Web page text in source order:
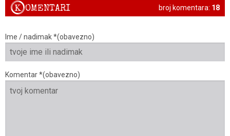
broj komentara: 18
KOMENTARI
Ime / nadimak *(obavezno)
Komentar *(obavezno)